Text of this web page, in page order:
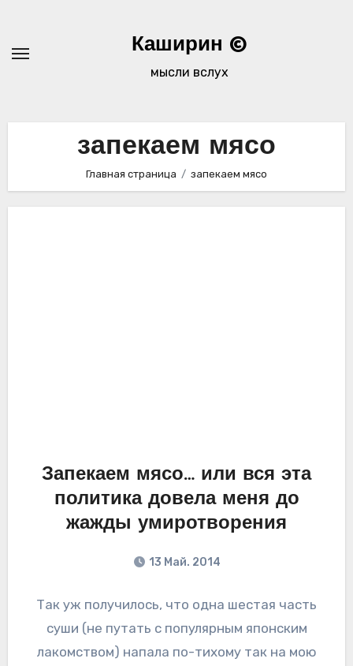
содержимому
Каширин ©
мысли вслух
запекаем мясо
Главная страница запекаем мясо
Запекаем мясо… или вся эта
политика довела меня до
жажды умиротворения
13 Май. 2014
Так уж получилось, что одна шестая часть
суши (не путать с популярным японским
лакомством) напала по-тихому так на мою